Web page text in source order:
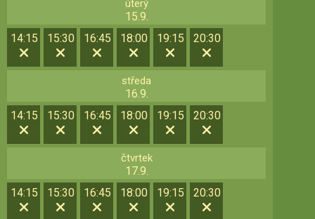
úterý
15.9.
14:15
15:30 16:45 18:00 19:15 20:30
středa
16.9.
14:15
15:30 16:45 18:00 19:15 20:30
čtvrtek
17.9.
14:15
15:30 16:45 18:00 19:15 20:30